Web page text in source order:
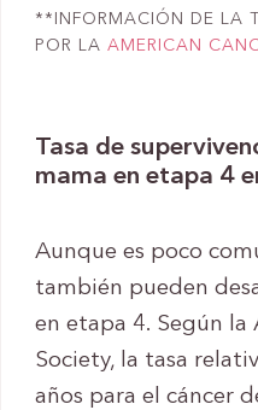
**INFORMACIÓN DE LA
POR LA AMERICAN
Tasa de
mama en etapa 4
Aunque es poco
también pueden
en etapa 4. Según la
Society, la tasa
años para el cáncer